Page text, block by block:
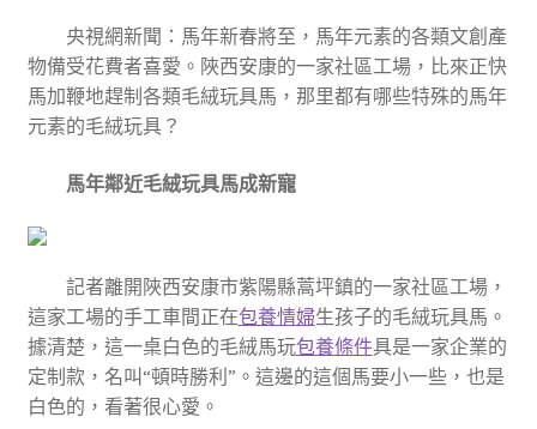
央視網新聞：馬年新春將至，馬年元素的各類文創產
物備受花費者喜愛。陜西安康的一家社區工場，比來正快
馬加鞭地趕制各類毛絨玩具馬，那里都有哪些特殊的馬年
元素的毛絨玩具？
馬年鄰近毛絨玩具馬成新寵
記者離開陜西安康市紫陽縣蒿坪鎮的一家社區工場，
這家工場的手工車間正在包養情婦生孩子的毛絨玩具馬。
據清楚，這一桌白色的毛絨馬玩包養條件具是一家企業的
定制款，名叫“頓時勝利”。這邊的這個馬要小一些，也是
白色的，看著很心愛。